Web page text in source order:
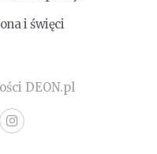
i święci
DEON.pl